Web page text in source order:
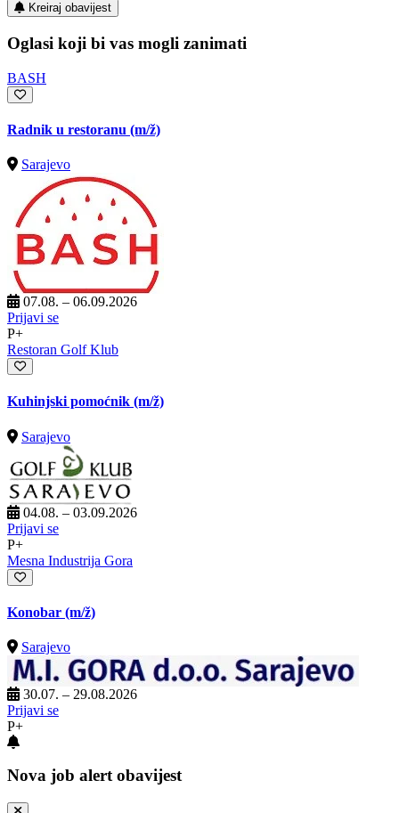
Kreiraj obavijest
Oglasi koji bi vas mogli zanimati
BASH
Radnik u restoranu (m/ž)
Sarajevo
07.08. – 06.09.2026
Prijavi se
P+
Restoran Golf Klub
Kuhinjski pomoćnik (m/ž)
Sarajevo
04.08. – 03.09.2026
Prijavi se
P+
Mesna Industrija Gora
Konobar (m/ž)
Sarajevo
30.07. – 29.08.2026
Prijavi se
P+
Nova job alert obavijest